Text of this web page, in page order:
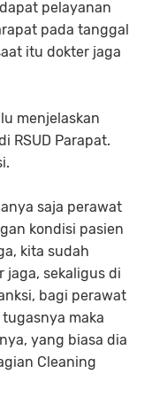
pelayanan
pada tanggal
itu dokter jaga
menjelaskan
RSUD Parapat.
saja perawat
kondisi pasien
kita sudah
jaga, sekaligus di
bagi perawat
maka
yang biasa dia
Cleaning